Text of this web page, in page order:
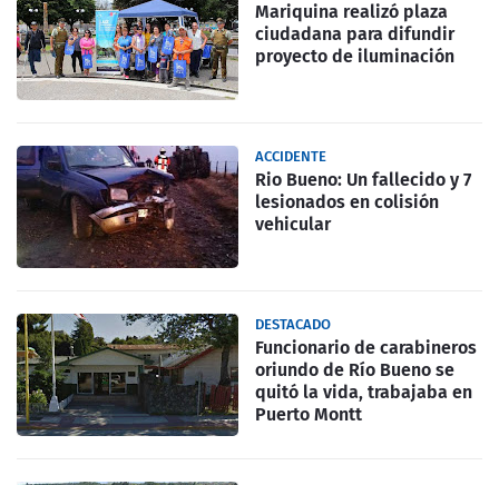
Mariquina realizó plaza
ciudadana para difundir
proyecto de iluminación
ACCIDENTE
Rio Bueno: Un fallecido y 7
lesionados en colisión
vehicular
DESTACADO
Funcionario de carabineros
oriundo de Río Bueno se
quitó la vida, trabajaba en
Puerto Montt